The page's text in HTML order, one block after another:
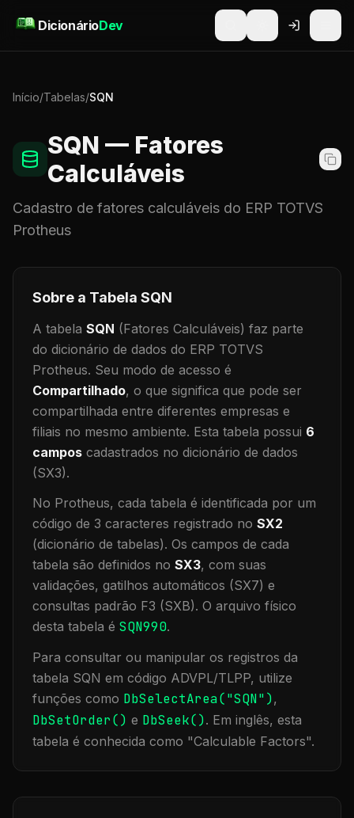
DicionárioDev
Início/Tabelas/SQN
SQN — Fatores
Calculáveis
Cadastro de fatores calculáveis do ERP TOTVS
Protheus
Sobre a Tabela SQN
A tabela SQN (Fatores Calculáveis) faz parte
do dicionário de dados do ERP TOTVS
Protheus. Seu modo de acesso é
Compartilhado, o que significa que pode ser
compartilhada entre diferentes empresas e
filiais no mesmo ambiente. Esta tabela possui 6
campos cadastrados no dicionário de dados
(SX3).
No Protheus, cada tabela é identificada por um
código de 3 caracteres registrado no SX2
(dicionário de tabelas). Os campos de cada
tabela são definidos no SX3, com suas
validações, gatilhos automáticos (SX7) e
consultas padrão F3 (SXB). O arquivo físico
desta tabela é SQN990.
Para consultar ou manipular os registros da
tabela SQN em código ADVPL/TLPP, utilize
funções como DbSelectArea("SQN"),
DbSetOrder() e DbSeek(). Em inglês, esta
tabela é conhecida como "Calculable Factors".